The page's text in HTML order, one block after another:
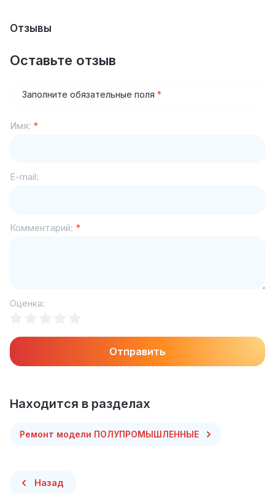
Отзывы
Оставьте отзыв
Заполните обязательные поля *
Имя: *
E-mail:
Комментарий: *
Оценка:
Отправить
Находится в разделах
Ремонт модели ПОЛУПРОМЫШЛЕННЫЕ
Назад